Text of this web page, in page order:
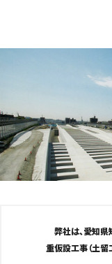
弊社は、愛知県
重仮設工事（土留